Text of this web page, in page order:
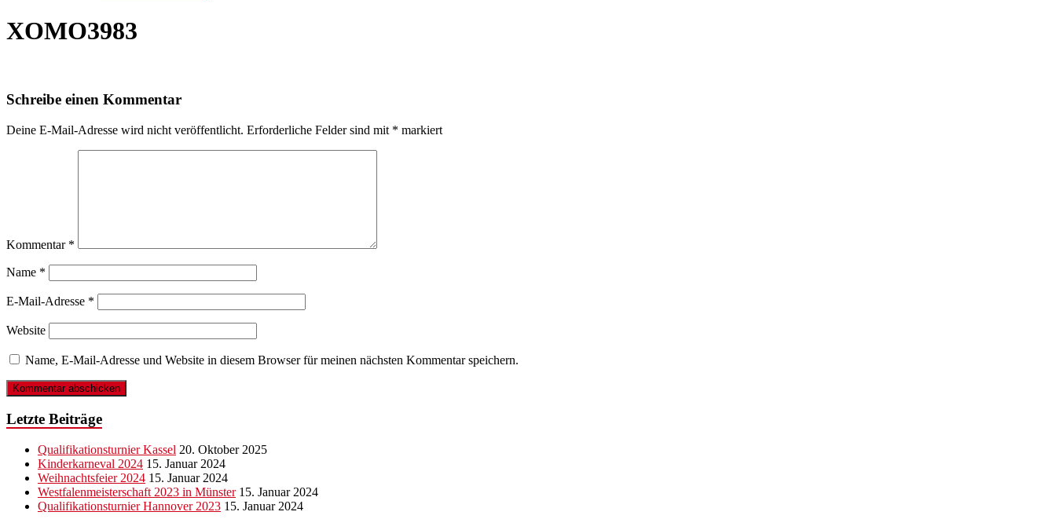
XOMO3983
Schreibe einen Kommentar
Deine E-Mail-Adresse wird nicht veröffentlicht. Erforderliche Felder sind mit * markiert
Kommentar *
Name *
E-Mail-Adresse *
Website
Name, E-Mail-Adresse und Website in diesem Browser für meinen nächsten Kommentar speichern.
Letzte Beiträge
Qualifikationsturnier Kassel 20. Oktober 2025
Kinderkarneval 2024 15. Januar 2024
Weihnachtsfeier 2024 15. Januar 2024
Westfalenmeisterschaft 2023 in Münster 15. Januar 2024
Qualifikationsturnier Hannover 2023 15. Januar 2024